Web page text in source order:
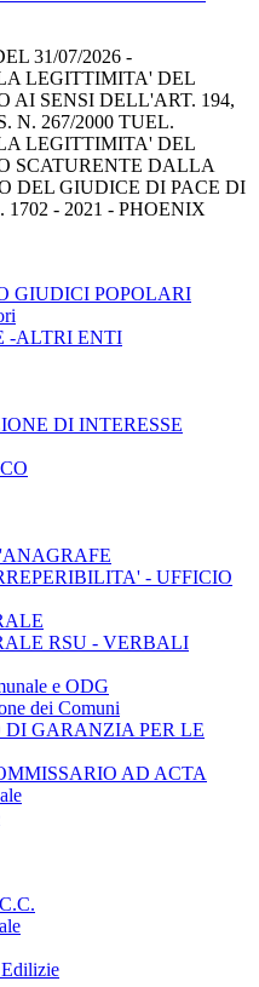
31/07/2026 -
LEGITTIMITA' DEL
AI SENSI DELL'ART. 194,
N. 267/2000 TUEL.
LEGITTIMITA' DEL
SCATURENTE DALLA
DEL GIUDICE DI PACE DI
1702 - 2021 - PHOENIX
GIUDICI POPOLARI
-ALTRI ENTI
DI INTERESSE
- UFFICIO
RSU - VERBALI
e ODG
dei Comuni
GARANZIA PER LE
AD ACTA